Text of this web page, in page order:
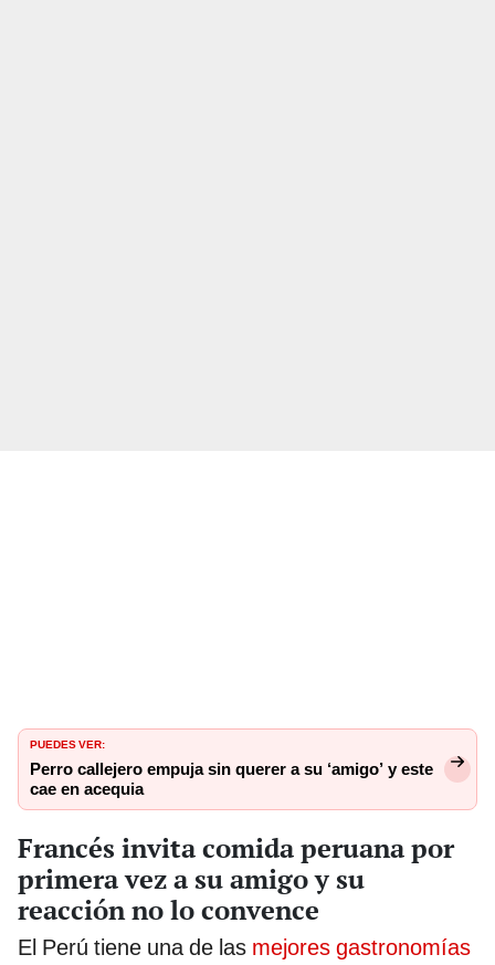
PUEDES VER:
Perro callejero empuja sin querer a su ‘amigo’ y este
cae en acequia
Francés invita comida peruana por
primera vez a su amigo y su
reacción no lo convence
El Perú tiene una de las mejores gastronomías